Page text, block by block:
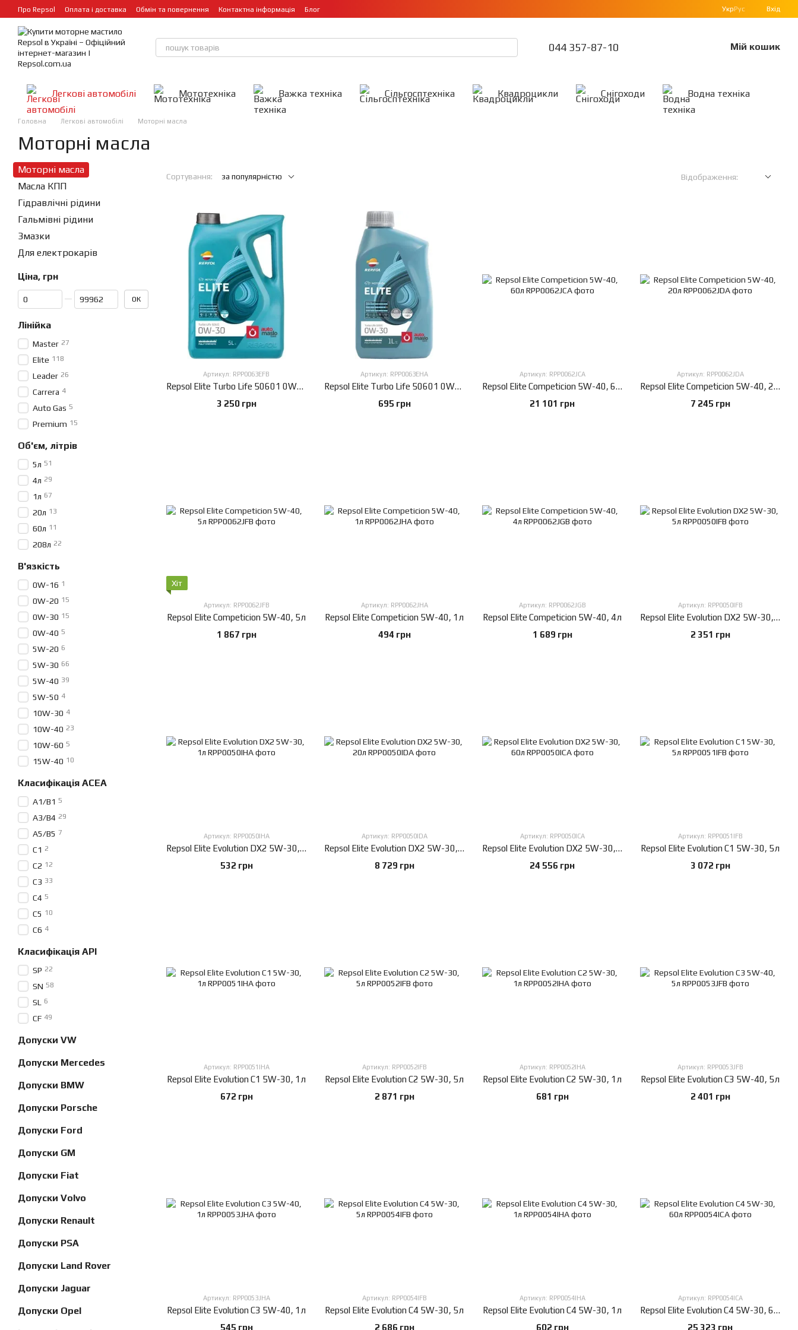
Перейти до основного контенту
Про Repsol Оплата і доставка Обмін та повернення Контактна інформація Блог УкрРус Вхід
044 357-87-10 Мій кошик
Легкові автомобілі Мототехніка Важка техніка Сільгосптехніка Квадроцикли Снігоходи Водна техніка
Головна Легкові автомобілі Моторні масла
Моторні масла
Сортування: за популярністю Відображення:
Артикул: RPP0063EFB
Repsol Elite Turbo Life 50601 0W-30, 5л
3 250 грн
Артикул: RPP0063EHA
Repsol Elite Turbo Life 50601 0W-30, 1л
695 грн
Артикул: RPP0062JCA
Repsol Elite Competicion 5W-40, 60л
21 101 грн
Артикул: RPP0062JDA
Repsol Elite Competicion 5W-40, 20л
7 245 грн
Хіт
Артикул: RPP0062JFB
Repsol Elite Competicion 5W-40, 5л
1 867 грн
Артикул: RPP0062JHA
Repsol Elite Competicion 5W-40, 1л
494 грн
Артикул: RPP0062JGB
Repsol Elite Competicion 5W-40, 4л
1 689 грн
Артикул: RPP0050IFB
Repsol Elite Evolution DX2 5W-30, 5л
2 351 грн
Артикул: RPP0050IHA
Repsol Elite Evolution DX2 5W-30, 1л
532 грн
Артикул: RPP0050IDA
Repsol Elite Evolution DX2 5W-30, 20л
8 729 грн
Артикул: RPP0050ICA
Repsol Elite Evolution DX2 5W-30, 60л
24 556 грн
Артикул: RPP0051IFB
Repsol Elite Evolution C1 5W-30, 5л
3 072 грн
Артикул: RPP0051IHA
Repsol Elite Evolution C1 5W-30, 1л
672 грн
Артикул: RPP0052IFB
Repsol Elite Evolution C2 5W-30, 5л
2 871 грн
Артикул: RPP0052IHA
Repsol Elite Evolution C2 5W-30, 1л
681 грн
Артикул: RPP0053JFB
Repsol Elite Evolution C3 5W-40, 5л
2 401 грн
Артикул: RPP0053JHA
Repsol Elite Evolution C3 5W-40, 1л
545 грн
Артикул: RPP0054IFB
Repsol Elite Evolution C4 5W-30, 5л
2 686 грн
Артикул: RPP0054IHA
Repsol Elite Evolution C4 5W-30, 1л
602 грн
Артикул: RPP0054ICA
Repsol Elite Evolution C4 5W-30, 60л
25 323 грн
Моторні масла
Масла КПП
Гідравлічні рідини
Гальмівні рідини
Змазки
Для електрокарів
Ціна, грн
ОК
Лінійка
Master 27
Elite 118
Leader 26
Carrera 4
Auto Gas 5
Premium 15
Об'єм, літрів
5л 51
4л 29
1л 67
20л 13
60л 11
208л 22
В'язкість
0W-16 1
0W-20 15
0W-30 15
0W-40 5
5W-20 6
5W-30 66
5W-40 39
5W-50 4
10W-30 4
10W-40 23
10W-60 5
15W-40 10
Класифікація ACEA
A1/B1 5
A3/B4 29
A5/B5 7
C1 2
C2 12
C3 33
С4 5
C5 10
C6 4
Класифікація API
SP 22
SN 58
SL 6
CF 49
Допуски VW
Допуски Mercedes
Допуски BMW
Допуски Porsche
Допуски Ford
Допуски GM
Допуски Fiat
Допуски Volvo
Допуски Renault
Допуски PSA
Допуски Land Rover
Допуски Jaguar
Допуски Opel